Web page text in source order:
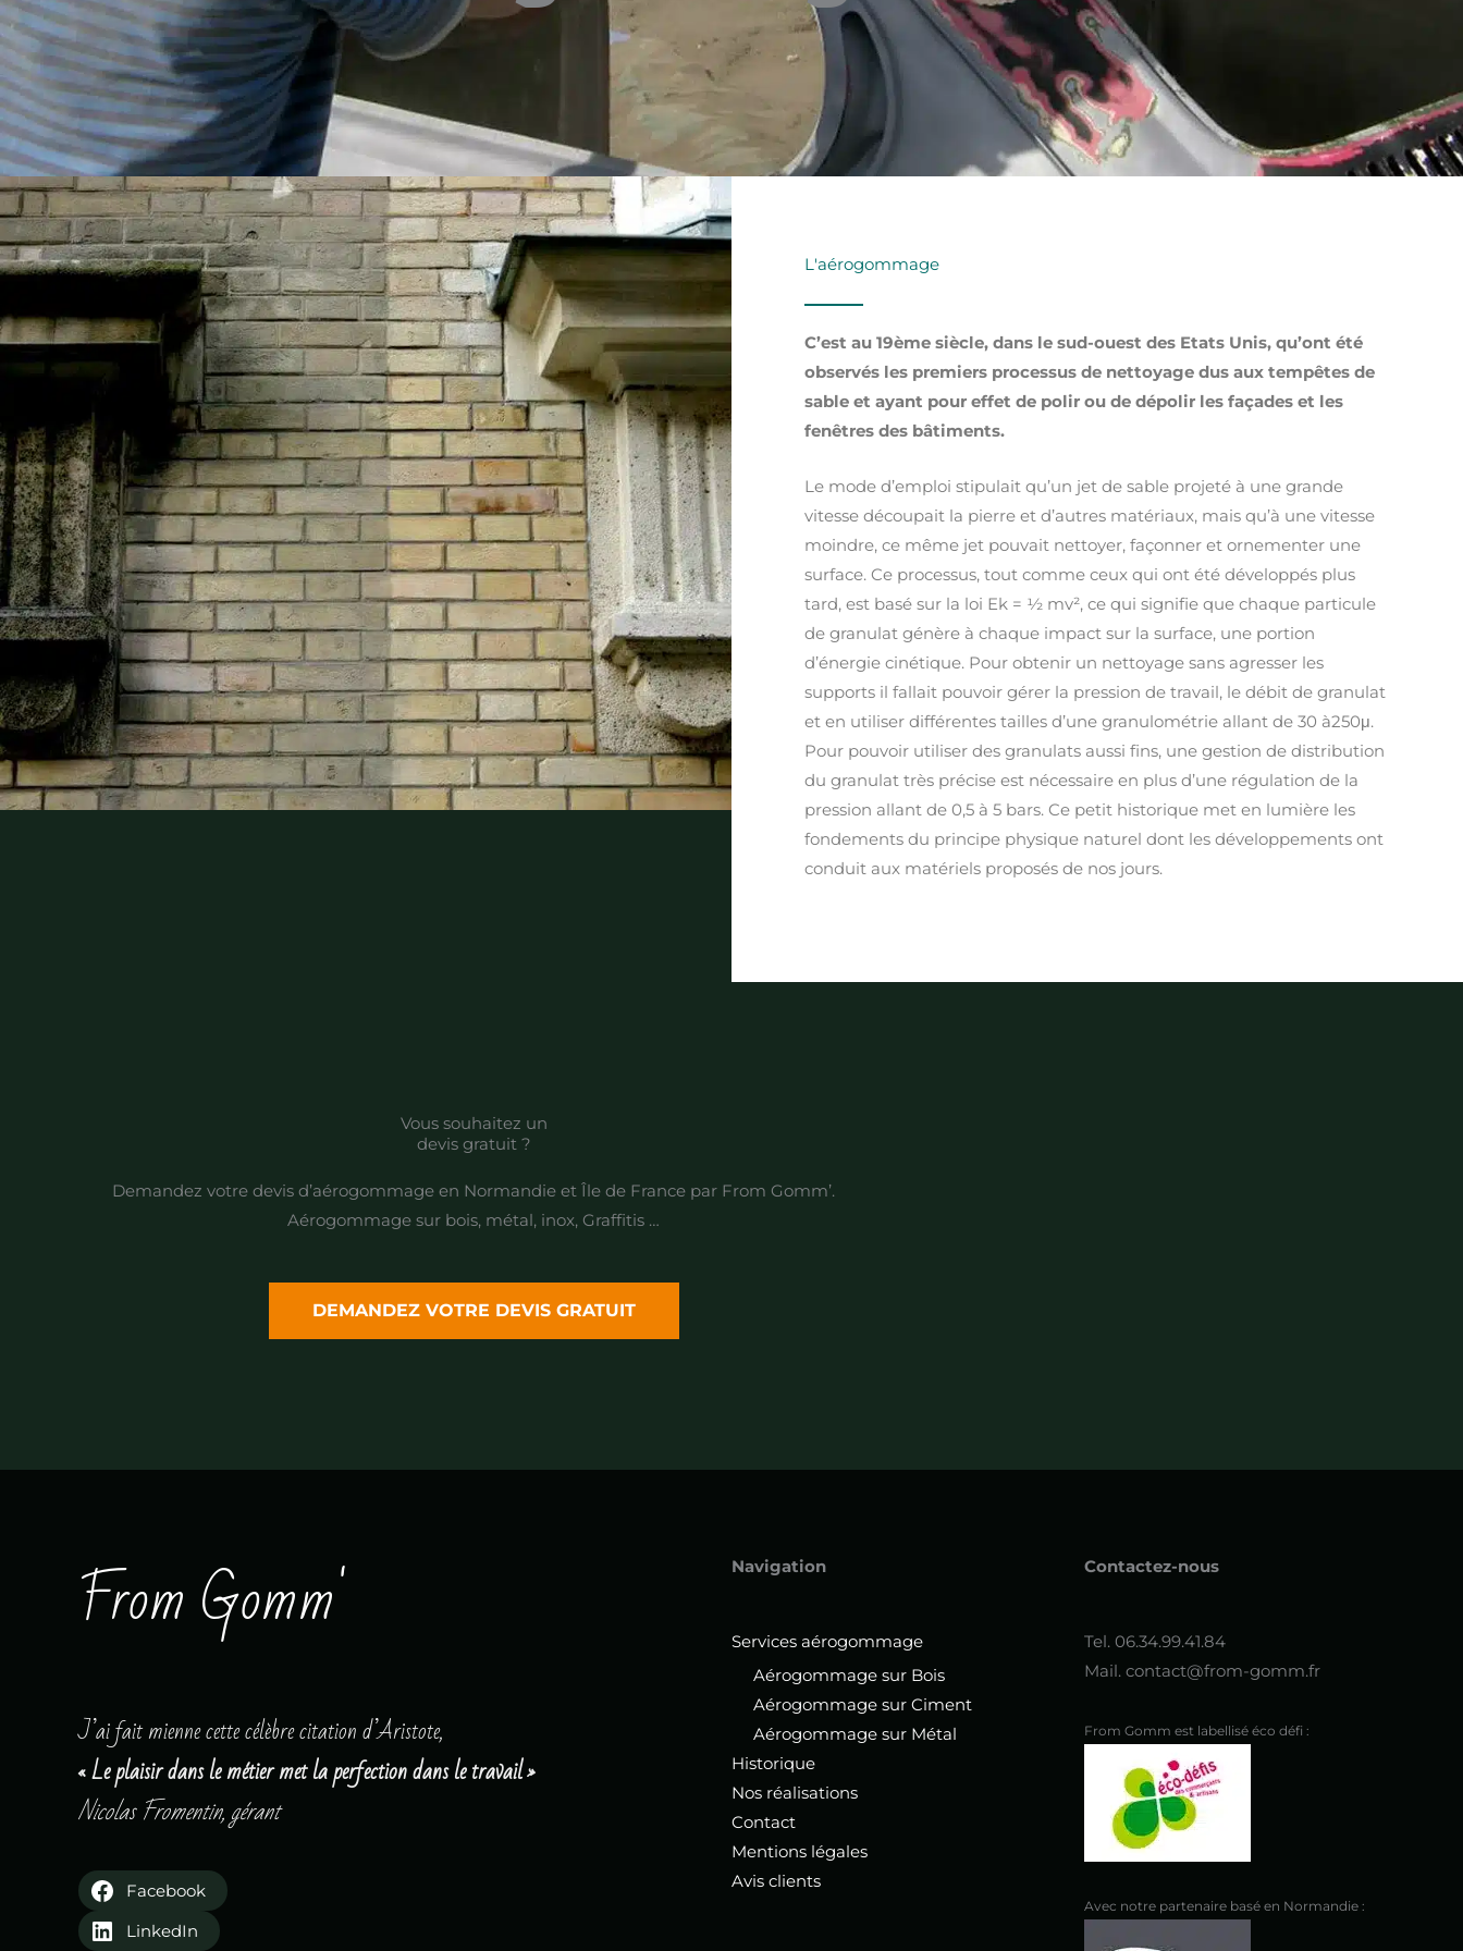
L'aérogommage
C’est au 19ème siècle, dans le sud-ouest des Etats Unis, qu’ont été
observés les premiers processus de nettoyage dus aux tempêtes de
sable et ayant pour effet de polir ou de dépolir les façades et les
fenêtres des bâtiments.
Le mode d’emploi stipulait qu’un jet de sable projeté à une grande
vitesse découpait la pierre et d’autres matériaux, mais qu’à une vitesse
moindre, ce même jet pouvait nettoyer, façonner et ornementer une
surface. Ce processus, tout comme ceux qui ont été développés plus
tard, est basé sur la loi Ek = ½ mv², ce qui signifie que chaque particule
de granulat génère à chaque impact sur la surface, une portion
d’énergie cinétique. Pour obtenir un nettoyage sans agresser les
supports il fallait pouvoir gérer la pression de travail, le débit de granulat
et en utiliser différentes tailles d’une granulométrie allant de 30 à250μ.
Pour pouvoir utiliser des granulats aussi fins, une gestion de distribution
du granulat très précise est nécessaire en plus d’une régulation de la
pression allant de 0,5 à 5 bars. Ce petit historique met en lumière les
fondements du principe physique naturel dont les développements ont
conduit aux matériels proposés de nos jours.
Vous souhaitez un
devis gratuit ?
Demandez votre devis d’aérogommage en Normandie et Île de France par From Gomm’.
Aérogommage sur bois, métal, inox, Graffitis …
DEMANDEZ VOTRE DEVIS GRATUIT
From Gomm'
J’ai fait mienne cette célèbre citation d’Aristote,
« Le plaisir dans le métier met la perfection dans le travail »
Nicolas Fromentin, gérant
Facebook
LinkedIn
Navigation
Services aérogommage
Aérogommage sur Bois
Aérogommage sur Ciment
Aérogommage sur Métal
Historique
Nos réalisations
Contact
Mentions légales
Avis clients
Contactez-nous
Tel. 06.34.99.41.84
Mail. contact@from-gomm.fr
From Gomm est labellisé éco défi :
Avec notre partenaire basé en Normandie :